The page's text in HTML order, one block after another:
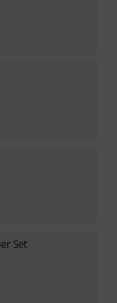
Set